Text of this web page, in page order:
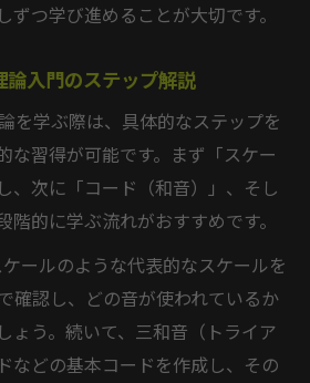
つ学び進めることが大切です。
入門のステップ解説
を学ぶ際は、具体的なステップを
な習得が可能です。まず「スケー
、次に「コード（和音）」、そし
的に学ぶ流れがおすすめです。
ールのような代表的なスケールを
確認し、どの音が使われているか
ょう。続いて、三和音（トライア
などの基本コードを作成し、その